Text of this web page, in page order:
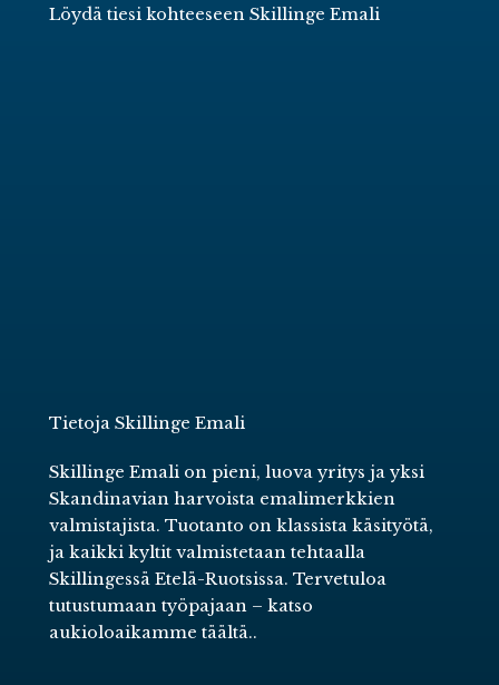
Löydä tiesi kohteeseen Skillinge Emali
Tietoja Skillinge Emali
Skillinge Emali on pieni, luova yritys ja yksi
Skandinavian harvoista emalimerkkien
valmistajista. Tuotanto on klassista käsityötä,
ja kaikki kyltit valmistetaan tehtaalla
Skillingessä Etelä-Ruotsissa. Tervetuloa
tutustumaan työpajaan – katso
aukioloaikamme täältä..